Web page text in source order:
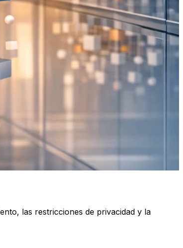
las restricciones de privacidad y la